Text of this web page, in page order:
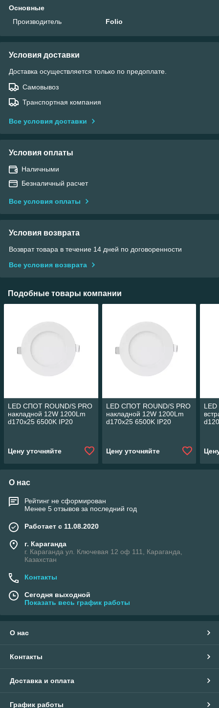
Основные
Производитель
Folio
Условия доставки
Доставка осуществляется только по предоплате.
Самовывоз
Транспортная компания
Все условия доставки
Условия оплаты
Наличными
Безналичный расчет
Все условия оплаты
Условия возврата
Возврат товара в течение 14 дней по договоренности
Все условия возврата
Подобные товары компании
LED СПОТ ROUND/S PRO
накладной 12W 1200Lm
d170x25 6500K IP20
Цену уточняйте
LED СПОТ ROUND/S PRO
накладной 12W 1200Lm
d170x25 6500K IP20
Цену уточняйте
О нас
Рейтинг не сформирован
Менее 5 отзывов за последний год
Работает с 11.08.2020
г. Караганда
г. Караганда ул. Ключевая 12 оф 111, Караганда,
Казахстан
Контакты
Сегодня выходной
Показать весь график работы
О нас
Контакты
Доставка и оплата
График работы